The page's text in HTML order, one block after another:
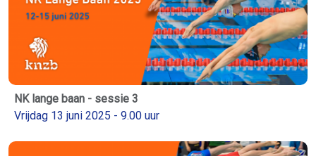
NK lange baan - sessie 3
Vrijdag 13 juni 2025 - 9.00 uur